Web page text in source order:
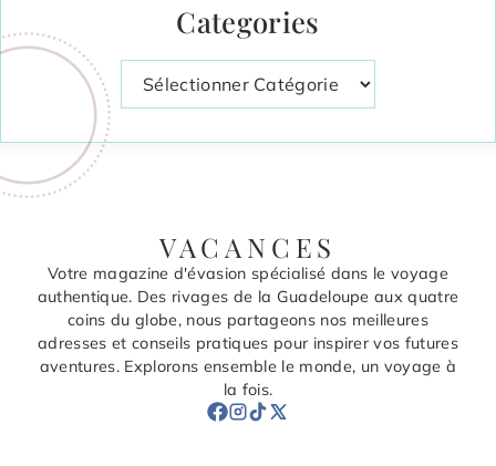
Categories
VACANCES
Votre magazine d'évasion spécialisé dans le voyage
authentique. Des rivages de la Guadeloupe aux quatre
coins du globe, nous partageons nos meilleures
adresses et conseils pratiques pour inspirer vos futures
aventures. Explorons ensemble le monde, un voyage à
la fois.